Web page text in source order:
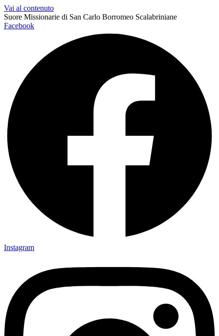
Vai al contenuto
Suore Missionarie di San Carlo Borromeo Scalabriniane
Facebook
Instagram